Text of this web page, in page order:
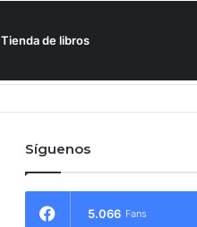
Tienda de libros
Síguenos
5.066 Fans